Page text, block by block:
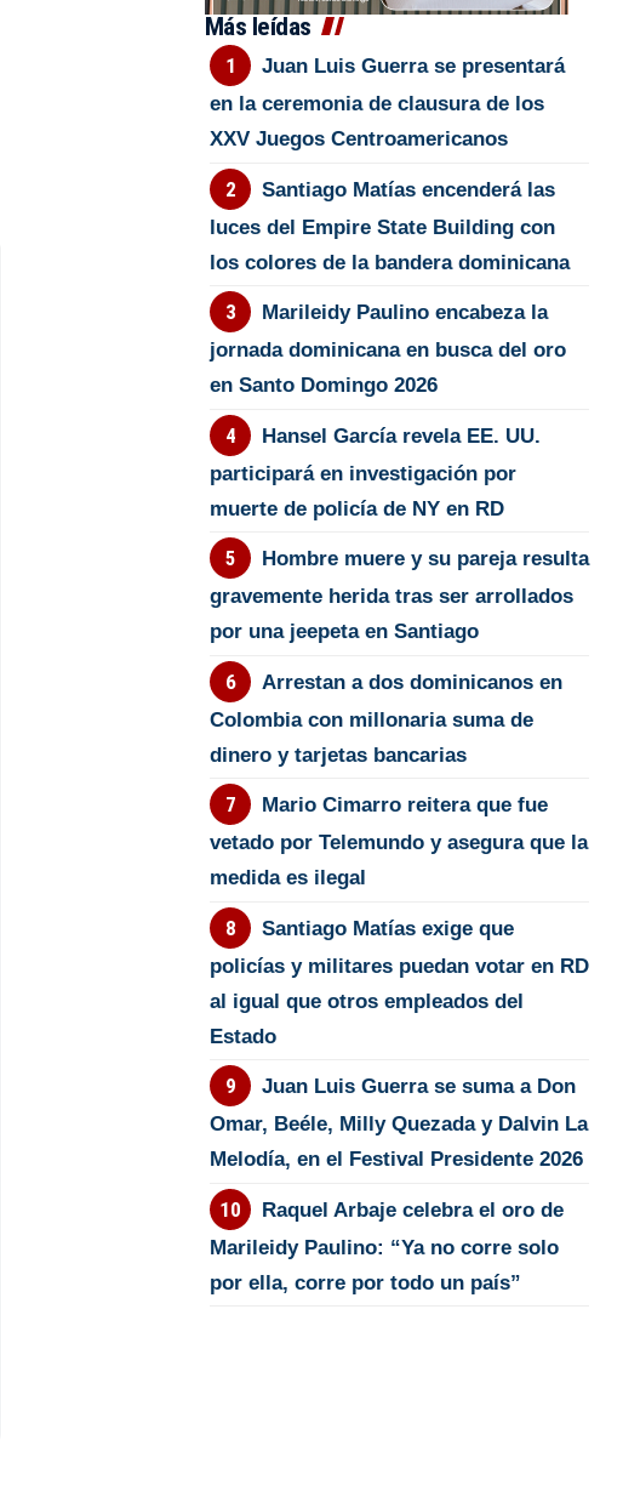
Más leídas
Juan Luis Guerra se presentará
en la ceremonia de clausura de los
XXV Juegos Centroamericanos
Santiago Matías encenderá las
luces del Empire State Building con
los colores de la bandera dominicana
Marileidy Paulino encabeza la
jornada dominicana en busca del oro
en Santo Domingo 2026
Hansel García revela EE. UU.
participará en investigación por
muerte de policía de NY en RD
Hombre muere y su pareja resulta
gravemente herida tras ser arrollados
por una jeepeta en Santiago
Arrestan a dos dominicanos en
Colombia con millonaria suma de
dinero y tarjetas bancarias
Mario Cimarro reitera que fue
vetado por Telemundo y asegura que la
medida es ilegal
Santiago Matías exige que
policías y militares puedan votar en RD
al igual que otros empleados del
Estado
Juan Luis Guerra se suma a Don
Omar, Beéle, Milly Quezada y Dalvin La
Melodía, en el Festival Presidente 2026
Raquel Arbaje celebra el oro de
Marileidy Paulino: “Ya no corre solo
por ella, corre por todo un país”